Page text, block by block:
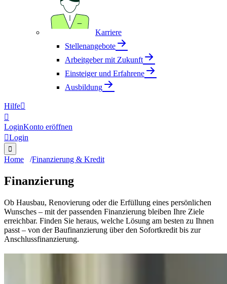
Karriere
Stellenangebote
Arbeitgeber mit Zukunft
Einsteiger und Erfahrene
Ausbildung
Hilfe

LoginKonto eröffnen
Login

Home Finanzierung & Kredit
Finanzierung
Ob Hausbau, Renovierung oder die Erfüllung eines persönlichen
Wunsches – mit der passenden Finanzierung bleiben Ihre Ziele
erreichbar. Finden Sie heraus, welche Lösung am besten zu Ihnen
passt – von der Baufinanzierung über den Sofortkredit bis zur
Anschlussfinanzierung.